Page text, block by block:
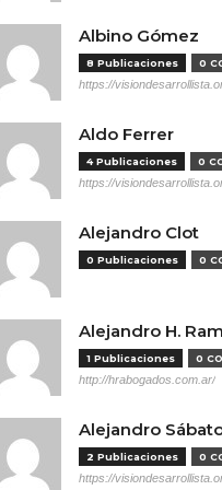
Albino Gómez
8 Publicaciones 0
https://
Aldo Ferrer
4 Publicaciones 0
https://
Alejandro Clot
0 Publicaciones 0
Alejandro H.
1 Publicaciones 0
http://hrabogados.com.ar/
Alejandro
2 Publicaciones 0
https://